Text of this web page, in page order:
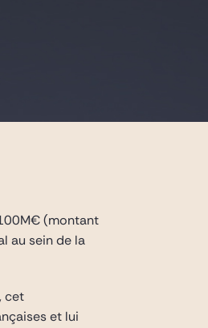
(montant
au sein de la
cet
et lui